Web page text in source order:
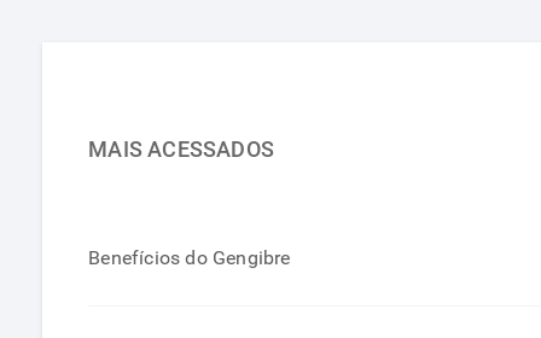
MAIS ACESSADOS
Benefícios do Gengibre